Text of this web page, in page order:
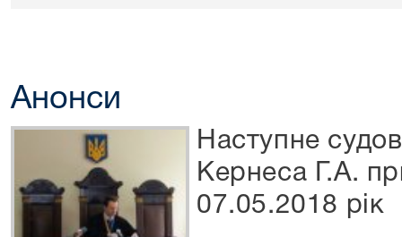
Анонси
Наступне
Кернеса Г.А.
07.05.2018 рік